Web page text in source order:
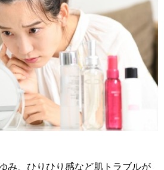
み、ひりひり感など肌トラブルが